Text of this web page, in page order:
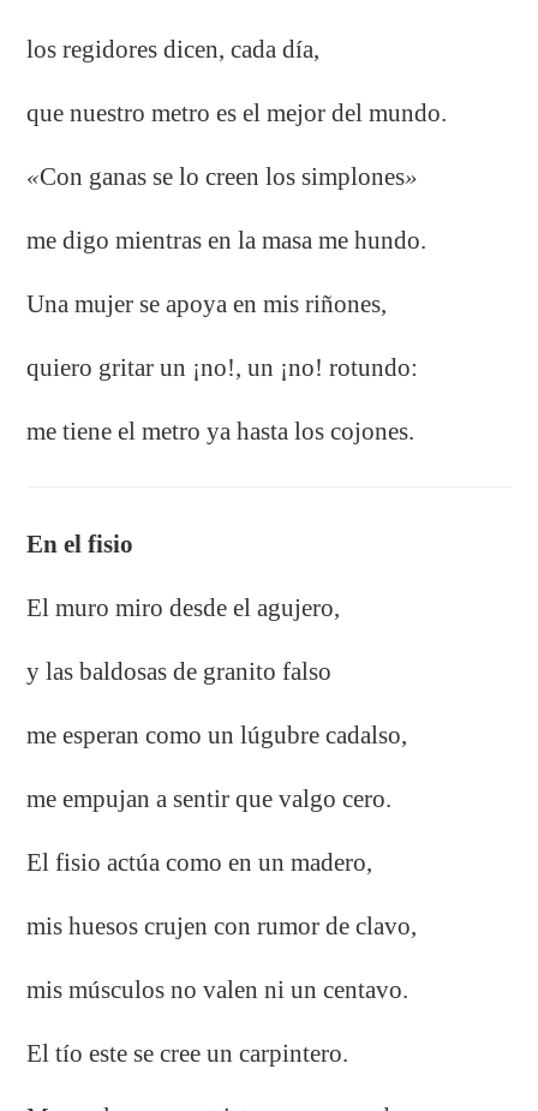
los regidores dicen, cada día,
que nuestro metro es el mejor del mundo.
«Con ganas se lo creen los simplones»
me digo mientras en la masa me hundo.
Una mujer se apoya en mis riñones,
quiero gritar un ¡no!, un ¡no! rotundo:
me tiene el metro ya hasta los cojones.
En el fisio
El muro miro desde el agujero,
y las baldosas de granito falso
me esperan como un lúgubre cadalso,
me empujan a sentir que valgo cero.
El fisio actúa como en un madero,
mis huesos crujen con rumor de clavo,
mis músculos no valen ni un centavo.
El tío este se cree un carpintero.